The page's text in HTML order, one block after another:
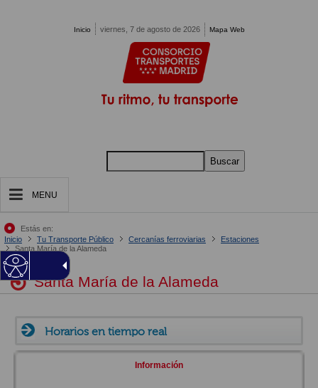
Inicio viernes, 7 de agosto de 2026 Mapa Web
Buscar
MENU
Estás en:
Inicio
Tu Transporte Público Cercanías ferroviarias
Estaciones
Santa María de la Alameda
Santa María de la Alameda
Horarios en tiempo real
Información